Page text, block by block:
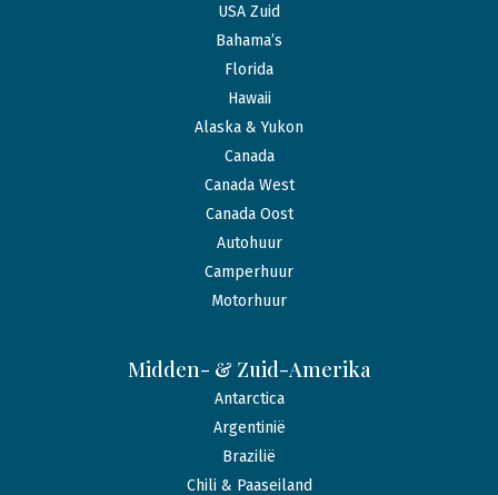
USA Zuid
Bahama’s
Florida
Hawaii
Alaska & Yukon
Canada
Canada West
Canada Oost
Autohuur
Camperhuur
Motorhuur
Midden- & Zuid-Amerika
Antarctica
Argentinië
Brazilië
Chili & Paaseiland